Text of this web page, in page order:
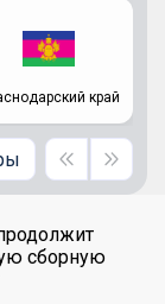
край
сборную